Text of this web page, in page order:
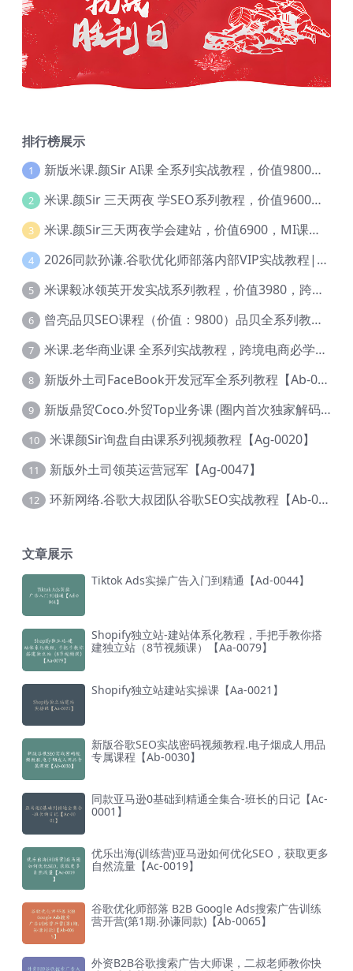
排行榜展示
1 新版米课.颜Sir AI课 全系列实战教程，价值9800，跨境首选！【Ag-0052】
2 米课.颜Sir 三天两夜 学SEO系列教程，价值9600元，跨境人都在学 【Ag-0056】
3 米课.颜Sir三天两夜学会建站，价值6900，MI课甄选课程 【Ag-0055】
4 2026同款孙谦.谷歌优化师部落内部VIP实战教程|价值4999元全网独家解码（官方报名版本）【@034】
5 米课毅冰领英开发实战系列教程，价值3980，跨境必选【Ag-0049】
6 曾亮品贝SEO课程（价值：9800）品贝全系列教程 【Ab-0022】
7 米课.老华商业课 全系列实战教程，跨境电商必学，价值16900元【Ag-0053】
8 新版外土司FaceBook开发冠军全系列教程【Ab-0021】
9 新版鼎贸Coco.外贸Top业务课 (圈内首次独家解码|460节课)【Ag-0091】
10 米课颜Sir询盘自由课系列视频教程【Ag-0020】
11 新版外土司领英运营冠军【Ag-0047】
12 环新网络.谷歌大叔团队谷歌SEO实战教程【Ab-0024】
文章展示
Tiktok Ads实操广告入门到精通【Ad-0044】
Shopify独立站-建站体系化教程，手把手教你搭
建独立站（8节视频课）【Aa-0079】
Shopify独立站建站实操课【Aa-0021】
新版谷歌SEO实战密码视频教程.电子烟成人用品
专属课程【Ab-0030】
同款亚马逊0基础到精通全集合-班长的日记【Ac-
0001】
优乐出海(训练营)亚马逊如何优化SEO，获取更多
自然流量【Ac-0019】
谷歌优化师部落 B2B Google Ads搜索广告训练
营开营(第1期.孙谦同款)【Ab-0065】
外资B2B谷歌搜索广告大师课，二叔老师教你快